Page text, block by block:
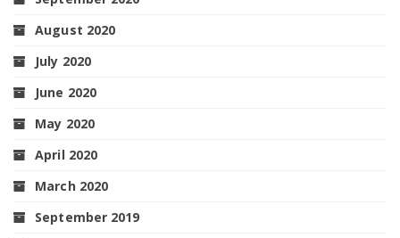
August 2020
July 2020
June 2020
May 2020
April 2020
March 2020
September 2019